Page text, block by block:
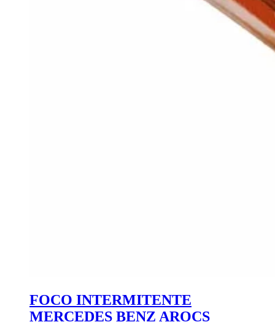
FOCO INTERMITENTE
MERCEDES BENZ AROCS